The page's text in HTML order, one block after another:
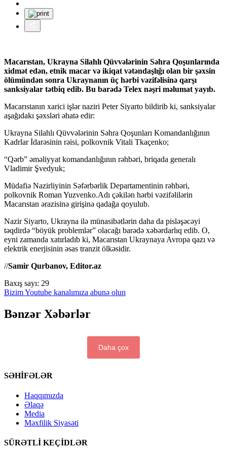
Macarıstan, Ukrayna Silahlı Qüvvələrinin Səhra Qoşunlarında
xidmət edən, etnik macar və ikiqat vətəndaşlığı olan bir şəxsin
ölümündən sonra Ukraynanın üç hərbi vəzifəlisinə qarşı
sanksiyalar tətbiq edib. Bu barədə Telex nəşri məlumat yayıb.
Macarıstanın xarici işlər naziri Peter Siyarto bildirib ki, sanksiyalar
aşağıdakı şəxsləri əhatə edir:
Ukrayna Silahlı Qüvvələrinin Səhra Qoşunları Komandanlığının
Kadrlar İdarəsinin rəisi, polkovnik Vitali Tkaçenko;
“Qərb” əməliyyat komandanlığının rəhbəri, briqada generalı
Vladimir Şvedyuk;
Müdafiə Nazirliyinin Səfərbərlik Departamentinin rəhbəri,
polkovnik Roman Yuzvenko.Adı çəkilən hərbi vəzifəlilərin
Macarıstan ərazisinə girişinə qadağa qoyulub.
Nazir Siyarto, Ukrayna ilə münasibətlərin daha da pisləşəcəyi
təqdirdə “böyük problemlər” olacağı barədə xəbərdarlıq edib. O,
eyni zamanda xatırladıb ki, Macarıstan Ukraynaya Avropa qazı və
elektrik enerjisinin əsas tranzit ölkəsidir.
//Samir Qurbanov, Editor.az
Baxış sayı: 29
Bizim Youtube kanalımıza abunə olun
Bənzər Xəbərlər
Daha çox
SƏHİFƏLƏR
Haqqımızda
Əlaqə
Media
Məxfilik Siyasəti
SÜRƏTLİ KEÇİDLƏR